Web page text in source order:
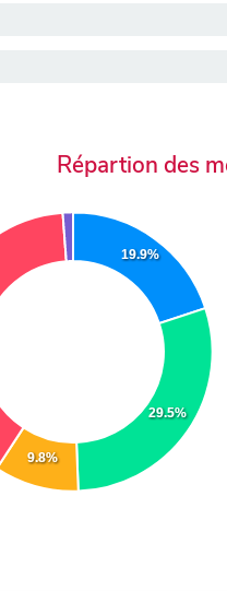
Répartion des
19.9%
29.5%
9.8%